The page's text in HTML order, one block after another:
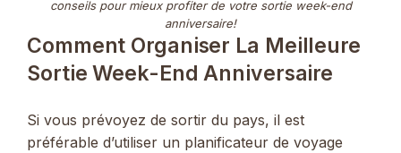
conseils pour mieux profiter de votre sortie week-end
anniversaire!
Comment Organiser La Meilleure
Sortie Week-End Anniversaire
Si vous prévoyez de sortir du pays, il est
préférable d’utiliser un planificateur de voyage